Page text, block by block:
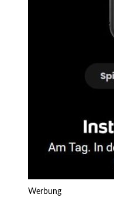
Werbung